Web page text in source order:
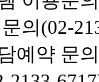
의(02-
예약 문